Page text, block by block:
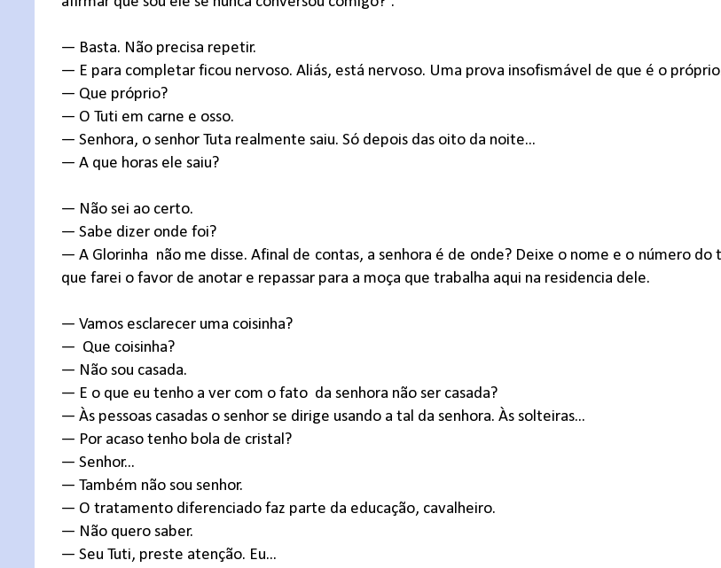
— Basta. Não precisa repetir.
— E para completar ficou nervoso. Aliás, está nervoso. Uma prova insofismável de que é o
— Que próprio?
— O Tuti em carne e osso.
— Senhora, o senhor Tuta realmente saiu. Só depois das oito da noite...
— A que horas ele saiu?
— Não sei ao certo.
— Sabe dizer onde foi?
— A Glorinha não me disse. Afinal de contas, a senhora é de onde? Deixe o nome e o número do
que farei o favor de anotar e repassar para a moça que trabalha aqui na residencia dele.
— Vamos esclarecer uma coisinha?
— Que coisinha?
— Não sou casada.
— E o que eu tenho a ver com o fato da senhora não ser casada?
— Às pessoas casadas o senhor se dirige usando a tal da senhora. Às solteiras...
— Por acaso tenho bola de cristal?
— Senhor...
— Também não sou senhor.
— O tratamento diferenciado faz parte da educação, cavalheiro.
— Não quero saber.
— Seu Tuti, preste atenção. Eu...